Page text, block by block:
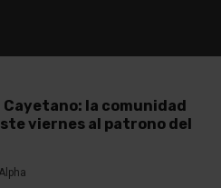
la comunidad
viernes al patrono del